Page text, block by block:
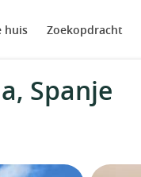
huis Zoekopdracht
Spanje